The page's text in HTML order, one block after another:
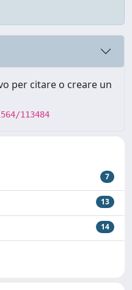
per citare o creare un
113484
7
13
14